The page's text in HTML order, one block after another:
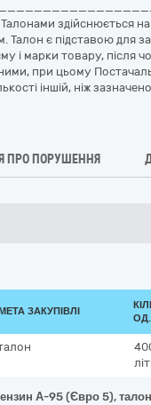
здійснюється
Талон є підставою для
і марки товару, після
при цьому
іншій, ніж зазначено
ПРО ПОРУШЕННЯ
ЗАКУПІВЛІ
А-95 (Євро 5), талон